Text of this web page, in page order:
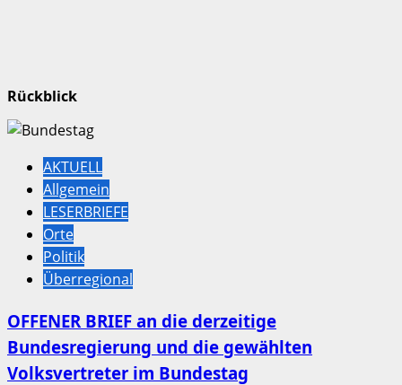
Rückblick
AKTUELL
Allgemein
LESERBRIEFE
Orte
Politik
Überregional
OFFENER BRIEF an die derzeitige
Bundesregierung und die gewählten
Volksvertreter im Bundestag